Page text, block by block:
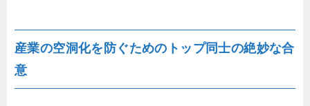
産業の空洞化を防ぐためのトップ同士の絶妙な合
意